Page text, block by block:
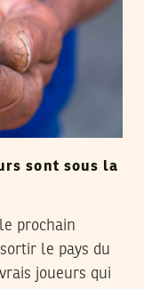
sont sous la
prochain
le pays du
joueurs qui